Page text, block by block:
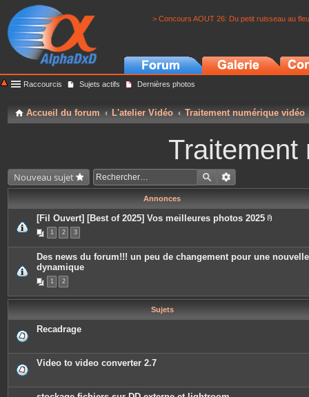
> Concours AOUT 26: Du petit ruisseau au
Raccourcis Sujets actifs Dernières photos
Accueil du forum L'atelier Vidéo Traitement numérique vidéo
Traitement
Nouveau sujet
Annonces
[Fil Ouvert] [Best of 2025] Vos meilleures photos 2025
c
e
n
1 2 3
Des news du forum!!! un peu de changement pour une nouvelle
dynamique
1 2
Sujets
Recadrage
Video to video converter 2.7